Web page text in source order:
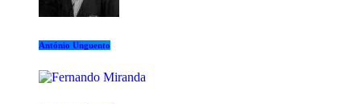
António Unguento